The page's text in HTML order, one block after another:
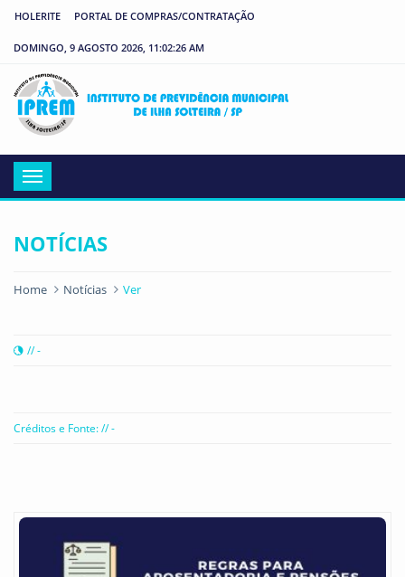
HOLERITE PORTAL DE COMPRAS/CONTRATAÇÃO
DOMINGO, 9 AGOSTO 2026, 11:02:26 AM
Menu
NOTÍCIAS
Home Notícias Ver
// -
Créditos e Fonte: // -